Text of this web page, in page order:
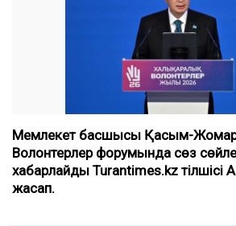
Мемлекет басшысы Қасым-
Волонтерлер форумында сөз
хабарлайды Turantimes.kz тілшісі
жасап.